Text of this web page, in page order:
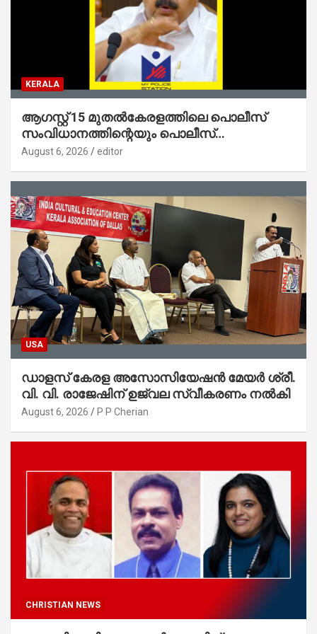
KERALA
ആഗസ്റ്റ് 15 മുതല്‍കേരളത്തിലെ പൊലീസ്
സംവിധാനത്തിന്റെയും പൊലീസ്
സ്റ്റേഷനുകളുടെയും മുഖഛായ മാറുകയാണ് :
August 6, 2026 editor
USA
ഡാളസ് കേരള അസോസിയേഷൻ മേയർ ശ്രീ.
വി. വി. രാജേഷിന് ഉജ്വല സ്വീകരണം നൽകി
August 6, 2026 P P Cherian
CHRISTIAN NEWS